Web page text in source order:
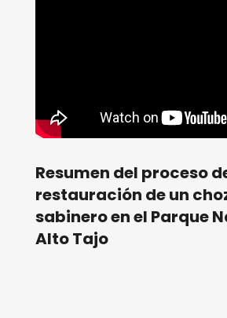
Resumen del proceso
restauración de un
sabinero en el Parque
Alto Tajo